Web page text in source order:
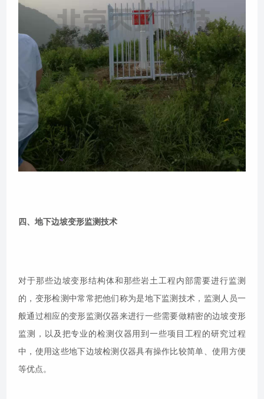
四、地下边坡变形监测技术
对于那些边坡变形结构体和那些岩土工程内部需要进行监测
的，变形检测中常常把他们称为是地下监测技术，监测人员一
般通过相应的变形监测仪器来进行一些需要做精密的边坡变形
监测，以及把专业的检测仪器用到一些项目工程的研究过程
中，使用这些地下边坡检测仪器具有操作比较简单、使用方便
等优点。